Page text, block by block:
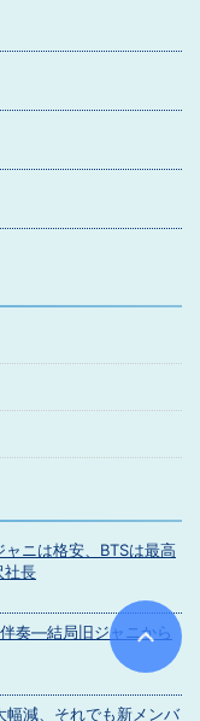
ニは格安、BTSは最高
社長
奏―結局旧ジャニから
減、それでも新メンバ